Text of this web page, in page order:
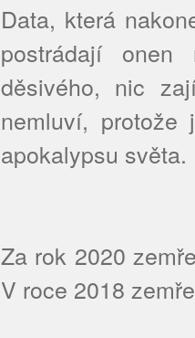
Data, která
postrádají onen
děsivého, nic
nemluví,
apokalypsu světa.
Za rok 2020
V roce 2018